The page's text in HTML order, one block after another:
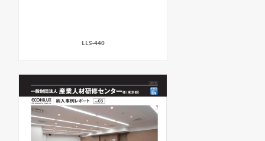
LLS-440